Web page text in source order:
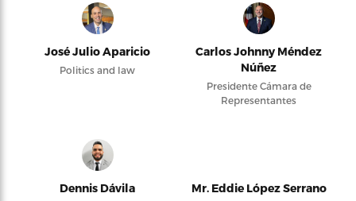
José Julio Aparicio
Politics and law
Carlos Johnny Méndez
Núñez
Presidente Cámara de
Representantes
Dennis Dávila Mr. Eddie López Serrano